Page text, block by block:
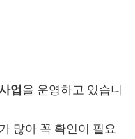
업을 운영하고 있습니
많아 꼭 확인이 필요